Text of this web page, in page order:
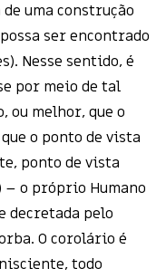
uma construção
ser encontrado
Nesse sentido, é
por meio de tal
ou melhor, que o
o ponto de vista
ponto de vista
o próprio Humano
decretada pelo
O corolário é
todo